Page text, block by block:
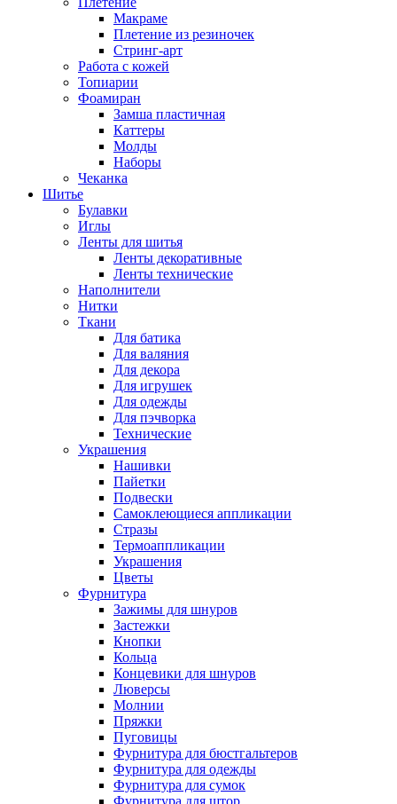
Макраме
Плетение из резиночек
Стринг-арт
Работа с кожей
Топиарии
Фоамиран
Замша пластичная
Каттеры
Молды
Наборы
Чеканка
Шитье
Булавки
Иглы
Ленты для шитья
Ленты декоративные
Ленты технические
Наполнители
Нитки
Ткани
Для батика
Для валяния
Для декора
Для игрушек
Для одежды
Для пэчворка
Технические
Украшения
Нашивки
Пайетки
Подвески
Самоклеющиеся аппликации
Стразы
Термоаппликации
Украшения
Цветы
Фурнитура
Зажимы для шнуров
Застежки
Кнопки
Кольца
Концевики для шнуров
Люверсы
Молнии
Пряжки
Пуговицы
Фурнитура для бюстгальтеров
Фурнитура для одежды
Фурнитура для сумок
Фурнитура для штор